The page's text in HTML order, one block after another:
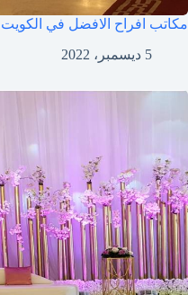
مكاتب افراح الافضل في الكويت
5 ديسمبر، 2022